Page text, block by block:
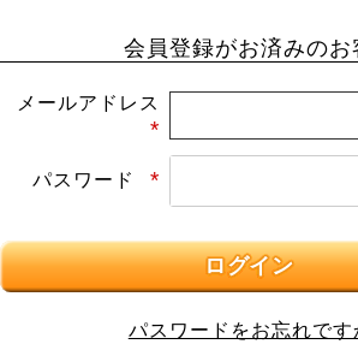
会員登録がお済みのお
メールアドレス
須)
パスワード
ログイン
パスワードをお忘れです